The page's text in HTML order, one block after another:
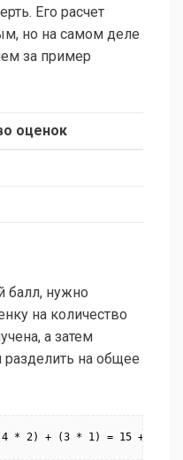
Его расчет
но на самом деле
за пример
оценок
балл, нужно
на количество
а затем
разделить на общее
* 2) + (3 * 1) = 15 + 8 + 3